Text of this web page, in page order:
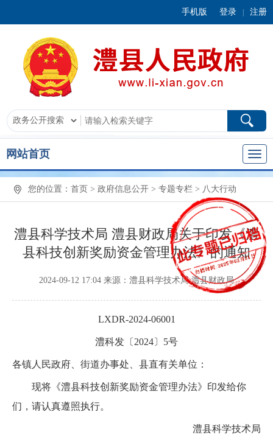
手机版 登录 注册
网站首页
您的位置： 首页 > 政府信息公开 > 专题专栏 > 八大行动
澧县科学技术局 澧县财政局关于印发《澧
县科技创新奖励资金管理办法》的通知
2024-09-12 17:04 来源：澧县科学技术局 澧县财政局
LXDR-2024-06001
澧科发〔2024〕5号
各镇人民政府、街道办事处、县直有关单位：
现将《澧县科技创新奖励资金管理办法》印发给你
们，请认真遵照执行。
澧县科学技术局